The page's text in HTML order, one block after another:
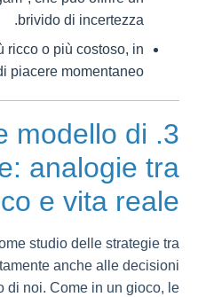
brivido di incertezza.
ricco o più costoso, in
piacere momentaneo.
modello di
analogie tra
e vita reale
studio delle strategie tra
anche alle decisioni
di noi. Come in un gioco, le